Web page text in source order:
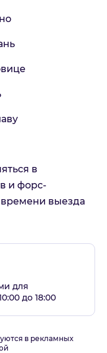
в
и форс-
выезда
для
до 18:00
в рекламных